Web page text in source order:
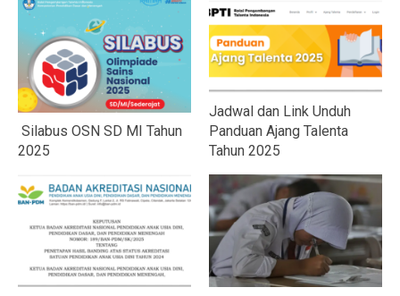
Silabus OSN SD MI Tahun
2025
Jadwal dan Link Unduh
Panduan Ajang Talenta
Tahun 2025